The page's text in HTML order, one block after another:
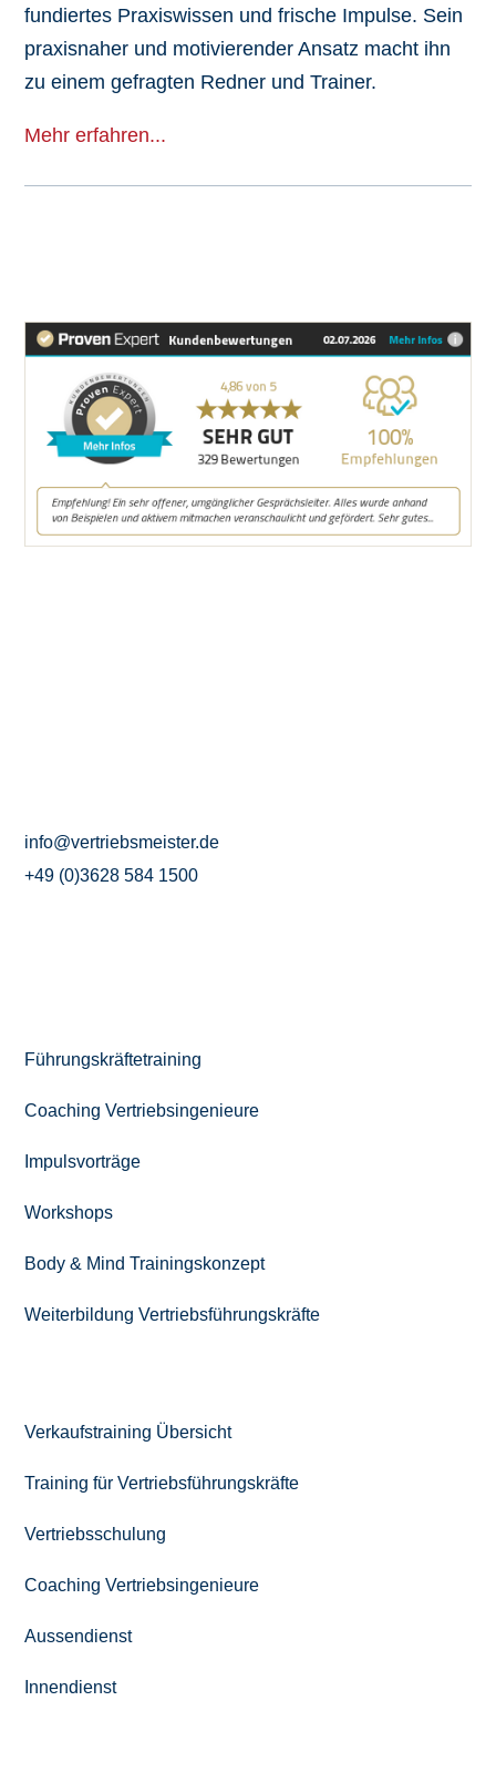
fundiertes Praxiswissen und frische Impulse. Sein
praxisnaher und motivierender Ansatz macht ihn
zu einem gefragten Redner und Trainer.
Mehr erfahren...
info@vertriebsmeister.de
+49 (0)3628 584 1500
Führungskräftetraining
Coaching Vertriebsingenieure
Impulsvorträge
Workshops
Body & Mind Trainingskonzept
Weiterbildung Vertriebs­führungskräfte
Verkaufstraining Übersicht
Training für Vertriebsführungskräfte
Vertriebsschulung
Coaching Vertriebsingenieure
Aussendienst
Innendienst